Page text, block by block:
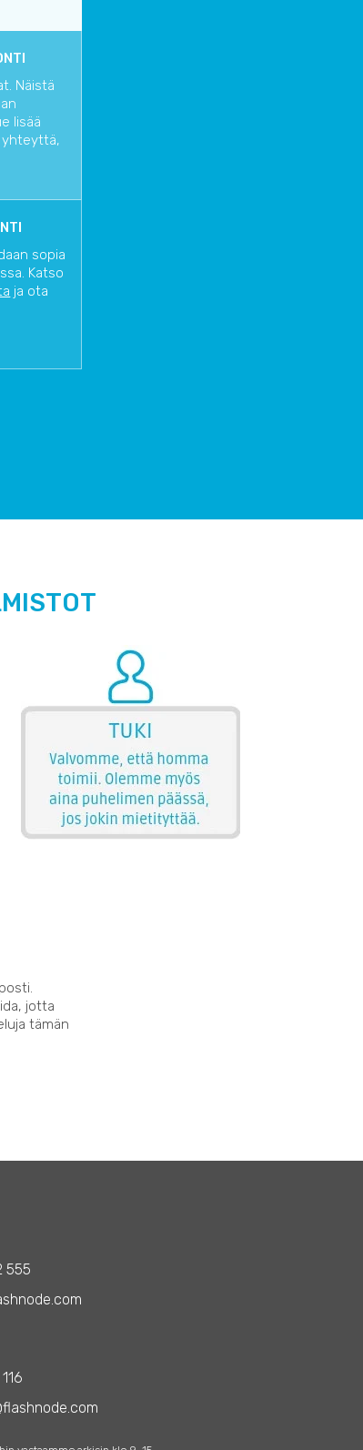
Näistä
lisää
yhteyttä,
sopia
Katso
ja ota
jotta
tämän
555